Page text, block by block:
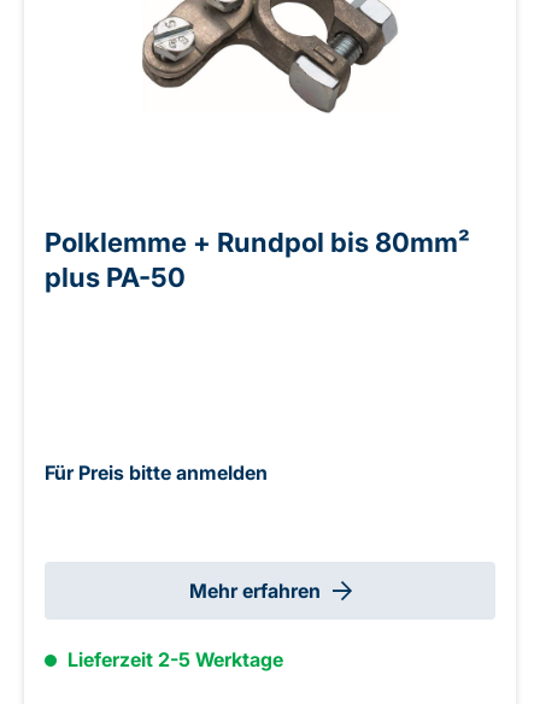
Polklemme + Rundpol bis 80mm²
plus PA-50
Für Preis bitte anmelden
Mehr erfahren
Lieferzeit 2-5 Werktage